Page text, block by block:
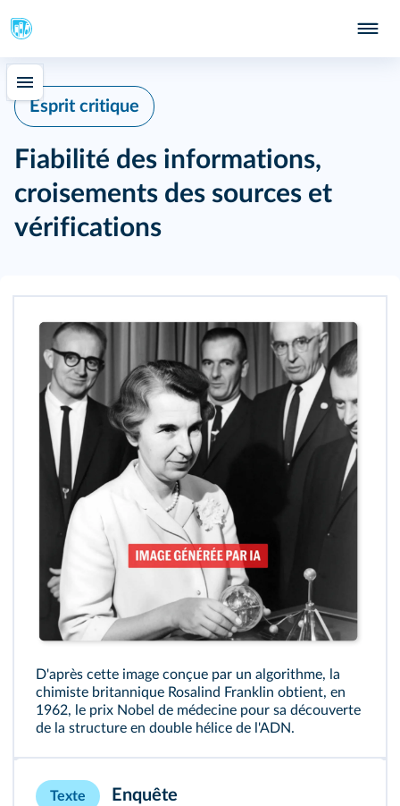
Esprit critique
Fiabilité des informations,
croisements des sources et
vérifications
D'après cette image conçue par un algorithme, la
chimiste britannique Rosalind Franklin obtient, en
1962, le prix Nobel de médecine pour sa découverte
de la structure en double hélice de l'ADN.
Texte Enquête